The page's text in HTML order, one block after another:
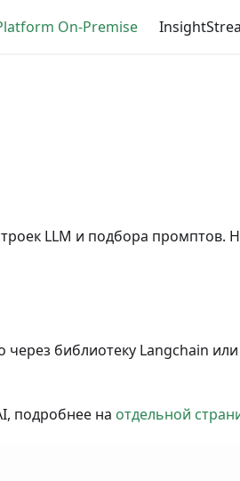
On-Premise
LLM и подбора промптов.
библиотеку Langchain
подробнее на отдельной